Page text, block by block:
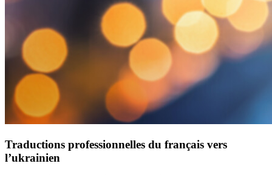
Traductions professionnelles du français vers
l’ukrainien